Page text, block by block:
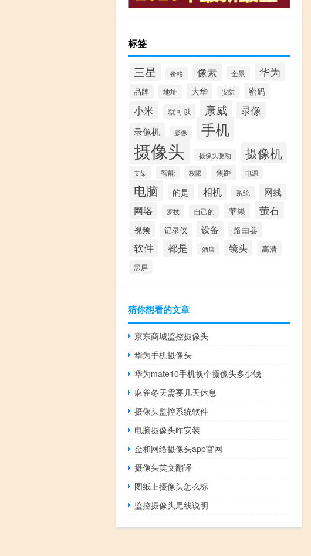
标签
三星 价格 像素 全景 华为
品牌 地址 大华 安防 密码
小米 就可以 康威 录像
录像机 影像 手机
摄像头 摄像头驱动 摄像机
支架 智能 权限 焦距 电源
电脑 的是 相机 系统 网线
网络 罗技 自己的 苹果 萤石
视频 记录仪 设备 路由器
软件 都是 酒店 镜头 高清
黑屏
猜你想看的文章
京东商城监控摄像头
华为手机摄像头
华为mate10手机换个摄像头多少钱
麻雀冬天需要几天休息
摄像头监控系统软件
电脑摄像头咋安装
金和网络摄像头app官网
摄像头英文翻译
图纸上摄像头怎么标
监控摄像头尾线说明